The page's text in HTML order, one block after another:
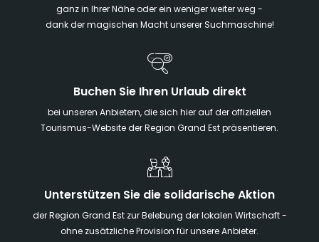
ganz in Ihrer Nähe oder ein weniger weiter weg -
dank der magischen Macht unserer Suchmaschine!
Buchen Sie Ihren Urlaub direkt
bei unseren Anbietern, die sich hier auf der offiziellen
Tourismus-Website der Region Grand Est präsentieren.
Unterstützen Sie die solidarische Aktion
der Region Grand Est zur Belebung der lokalen Wirtschaft -
ohne zusätzliche Provision für unsere Anbieter.